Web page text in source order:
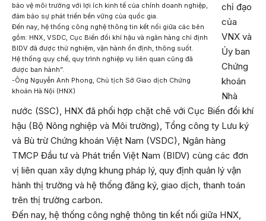
bảo vệ môi trường với lợi ích kinh tế của chính doanh nghiệp,
đảm bảo sự phát triển bền vững của quốc gia.
Đến nay, hệ thống công nghệ thông tin kết nối giữa các bên
gồm: HNX, VSDC, Cục Biến đổi khí hậu và ngân hàng chỉ định
BIDV đã được thử nghiệm, vận hành ổn định, thông suốt.
Hệ thống quy chế, quy trình nghiệp vụ liên quan cũng đã
được ban hành”.
-Ông Nguyễn Anh Phong, Chủ tịch Sở Giao dịch Chứng
khoán Hà Nội (HNX)
chỉ đạo
của
VNX và
Ủy ban
Chứng
khoán
Nhà
nước (SSC), HNX đã phối hợp chặt chẽ với Cục Biến đổi khí
hậu (Bộ Nông nghiệp và Môi trường), Tổng công ty Lưu ký
và Bù trừ Chứng khoán Việt Nam (VSDC), Ngân hàng
TMCP Đầu tư và Phát triển Việt Nam (BIDV) cùng các đơn
vị liên quan xây dựng khung pháp lý, quy định quản lý vận
hành thị trường và hệ thống đăng ký, giao dịch, thanh toán
trên thị trường carbon.
Đến nay, hệ thống công nghệ thông tin kết nối giữa HNX,